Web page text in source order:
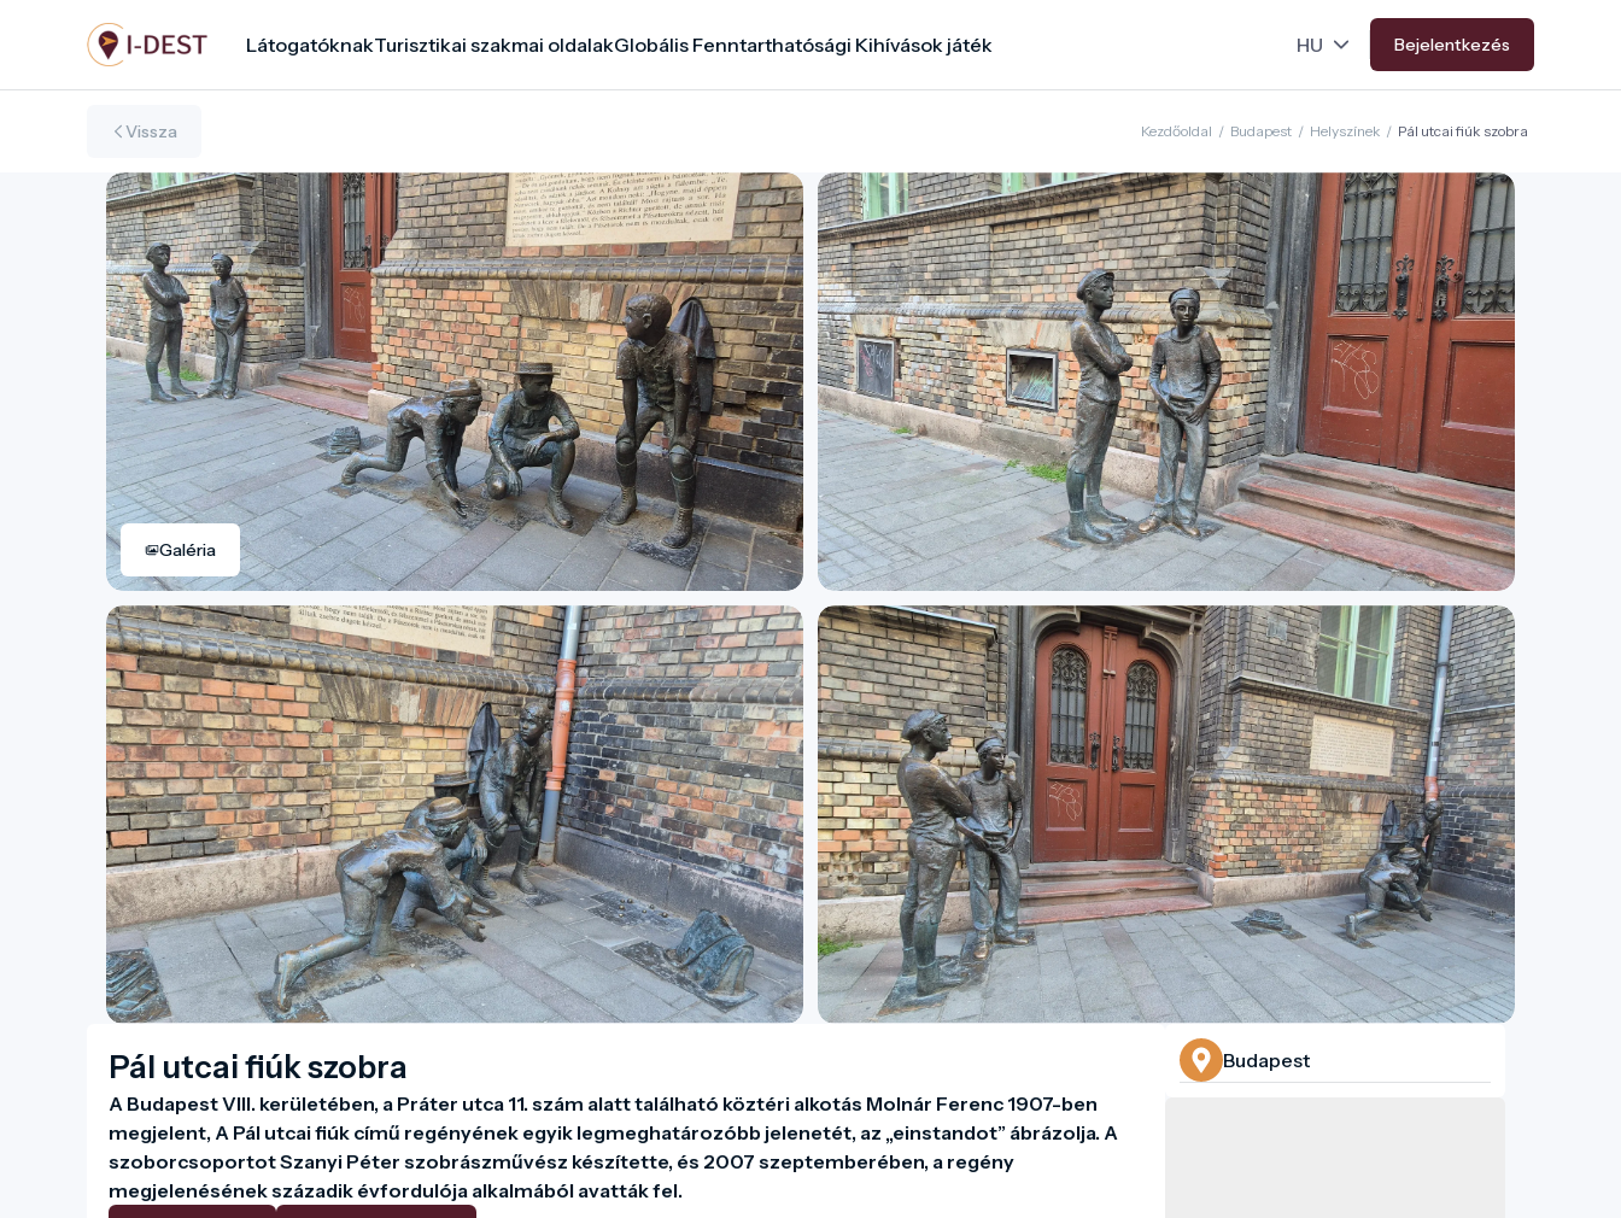
tartalomra
LátogatóknakTurisztikai szakmai oldalakGlobális Fenntarthatósági Kihívások játék Bejelentkezés
Vissza Kezdőoldal / Budapest / Helyszínek / Pál utcai fiúk szobra
Galéria
Pál utcai fiúk szobra
A Budapest VIII. kerületében, a Práter utca 11. szám alatt található köztéri alkotás Molnár Ferenc 1907-ben
megjelent, A Pál utcai fiúk című regényének egyik legmeghatározóbb jelenetét, az „einstandot” ábrázolja. A
szoborcsoportot Szanyi Péter szobrászművész készítette, és 2007 szeptemberében, a regény
megjelenésének századik évfordulója alkalmából avatták fel.
Budapest